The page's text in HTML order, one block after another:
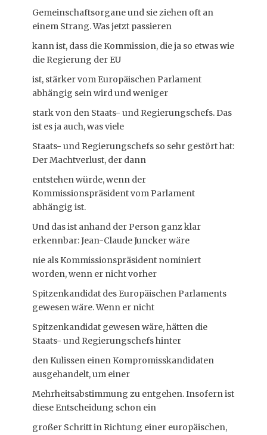
Gemeinschaftsorgane und sie ziehen oft an
einem Strang. Was jetzt passieren
kann ist, dass die Kommission, die ja so etwas wie
die Regierung der EU
ist, stärker vom Europäischen Parlament
abhängig sein wird und weniger
stark von den Staats- und Regierungschefs. Das
ist es ja auch, was viele
Staats- und Regierungschefs so sehr gestört hat:
Der Machtverlust, der dann
entstehen würde, wenn der
Kommissionspräsident vom Parlament
abhängig ist.
Und das ist anhand der Person ganz klar
erkennbar: Jean-Claude Juncker wäre
nie als Kommissionspräsident nominiert
worden, wenn er nicht vorher
Spitzenkandidat des Europäischen Parlaments
gewesen wäre. Wenn er nicht
Spitzenkandidat gewesen wäre, hätten die
Staats- und Regierungschefs hinter
den Kulissen einen Kompromisskandidaten
ausgehandelt, um einer
Mehrheitsabstimmung zu entgehen. Insofern ist
diese Entscheidung schon ein
großer Schritt in Richtung einer europäischen,